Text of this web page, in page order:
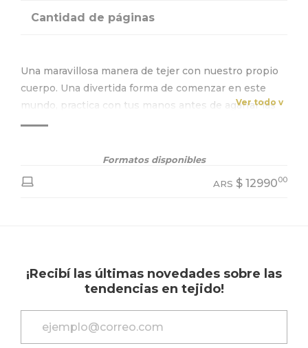
Cantidad de páginas
Una maravillosa manera de tejer con nuestro propio
cuerpo. Una divertida forma de comenzar en este
mundo, practica con tus manos antes de agarrar las
agujas.
Ver todo v
Formatos disponibles
ARS $ 1299000
¡Recibí las últimas novedades sobre las
tendencias en tejido!